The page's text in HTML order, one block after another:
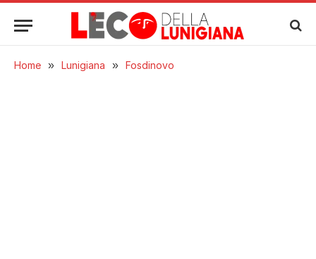
Home » Lunigiana » Fosdinovo